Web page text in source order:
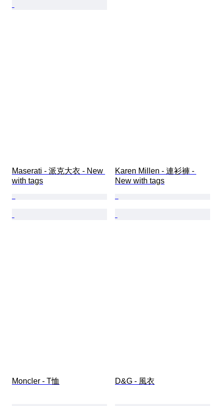
Maserati - 派克大衣 - New
with tags
Karen Millen - 連衫褲 -
New with tags
Moncler - T恤 D&G - 風衣